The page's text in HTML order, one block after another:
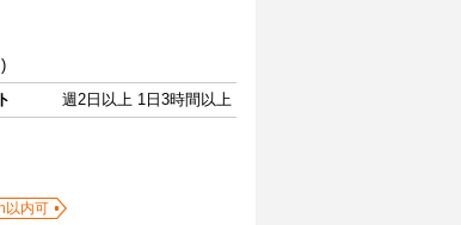
週2日以上 1日3時間以上
以内可